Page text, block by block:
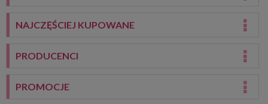
NAJCZĘŚCIEJ KUPOWANE
PRODUCENCI
PROMOCJE